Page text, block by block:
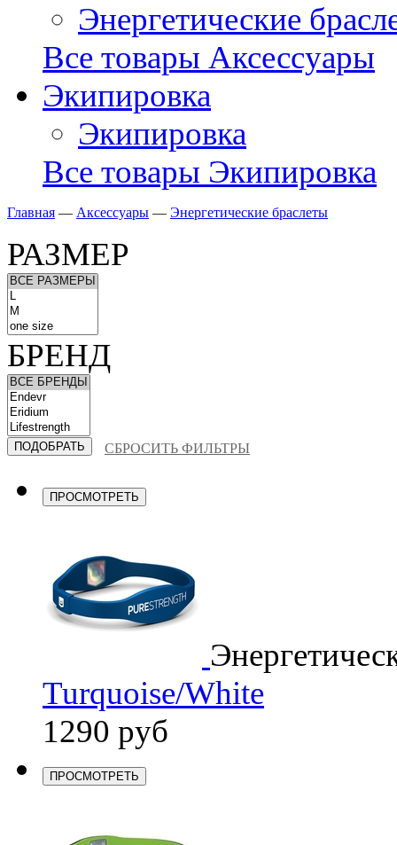
Энергетические
Все товары Аксессуары
Экипировка
Экипировка
Все товары Экипировка
Главная — Аксессуары — Энергетические браслеты
РАЗМЕР
БРЕНД
СБРОСИТЬ ФИЛЬТРЫ
ПРОСМОТРЕТЬ
Turquoise/White
1290 руб
ПРОСМОТРЕТЬ